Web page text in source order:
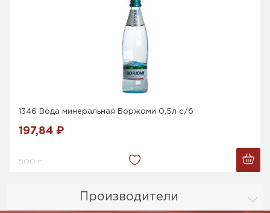
Производители
1346 Вода минеральная Боржоми 0,5л с/б
197,84 ₽
500 г.